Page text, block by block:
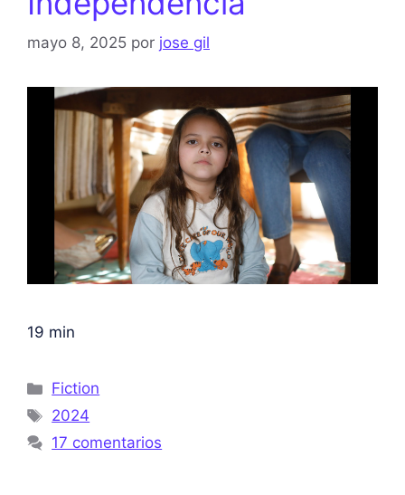
mayo 8, 2025 por jose gil
19 min
Fiction
2024
17 comentarios